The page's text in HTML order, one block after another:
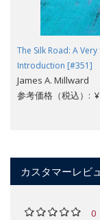
The Silk Road: A
Introduction [#351]
James A. Millward
参考価格（税込）:
カスタマーレビ
0